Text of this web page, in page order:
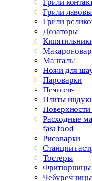
Грили
Грили
Грили
Дозаторы
Мангалы
Ножи для
Пароварки
Печи свч
Плиты
Расходные
fast food
Рисоварки
Станции
Тостеры
Фритюрницы
Чебуречницы